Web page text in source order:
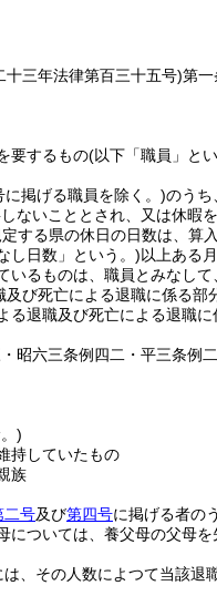
十三年法律第百三十五号)第一
要するもの(以下「職員」と
掲げる職員を除く。)のうち
ないこととされ、又は休暇
する県の休日の日数は、算
し日数」という。)以上ある
るものは、職員とみなして
及び死亡による退職に係る部
る退職及び死亡による退職
昭六三条例四二・平三条例
)
持していたもの
族
二号及び第四号に掲げる者の
ついては、養父母の父母
、その人数によつて当該退